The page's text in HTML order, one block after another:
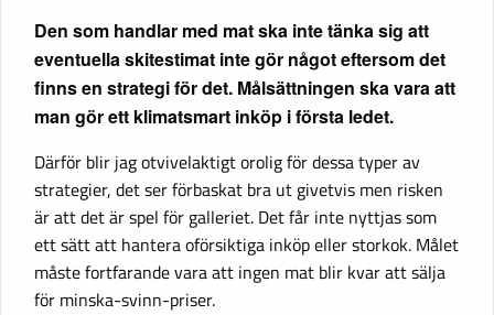
Den som handlar med mat ska inte tänka sig att
eventuella skitestimat inte gör något eftersom det
finns en strategi för det. Målsättningen ska vara att
man gör ett klimatsmart inköp i första ledet.
Därför blir jag otvivelaktigt orolig för dessa typer av
strategier, det ser förbaskat bra ut givetvis men risken
är att det är spel för galleriet. Det får inte nyttjas som
ett sätt att hantera oförsiktiga inköp eller storkok. Målet
måste fortfarande vara att ingen mat blir kvar att sälja
för minska-svinn-priser.